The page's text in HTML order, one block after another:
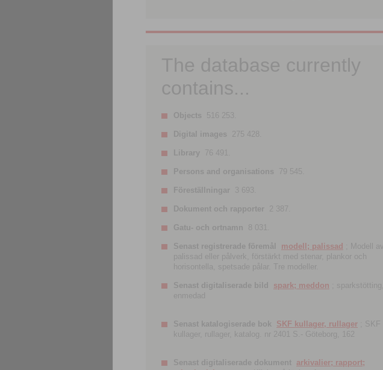
The database currently
contains...
Objects 516 253.
Digital images 275 428.
Library 76 491.
Persons and organisations 79 545.
Föreställningar 3 693.
Dokument och rapporter 2 387.
Gatu- och ortnamn 8 031.
Senast registrerade föremål modell; palissad
; Modell av
palissad eller pålverk, förstärkt med stenar, plankor och
horisontella, spetsade pålar. Tre modeller.
Senast digitaliserade bild spark; meddon ; sparkstötting,
enmedad
Senast katalogiserade bok SKF kullager, rullager ; SKF
kullager, rullager, katalog. nr 2401 S.- Göteborg, 162
Senast digitaliserade dokument arkivalier; rapport;